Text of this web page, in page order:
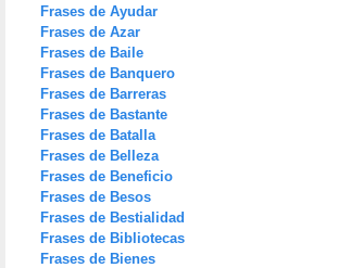
Frases de Ayudar
Frases de Azar
Frases de Baile
Frases de Banquero
Frases de Barreras
Frases de Bastante
Frases de Batalla
Frases de Belleza
Frases de Beneficio
Frases de Besos
Frases de Bestialidad
Frases de Bibliotecas
Frases de Bienes